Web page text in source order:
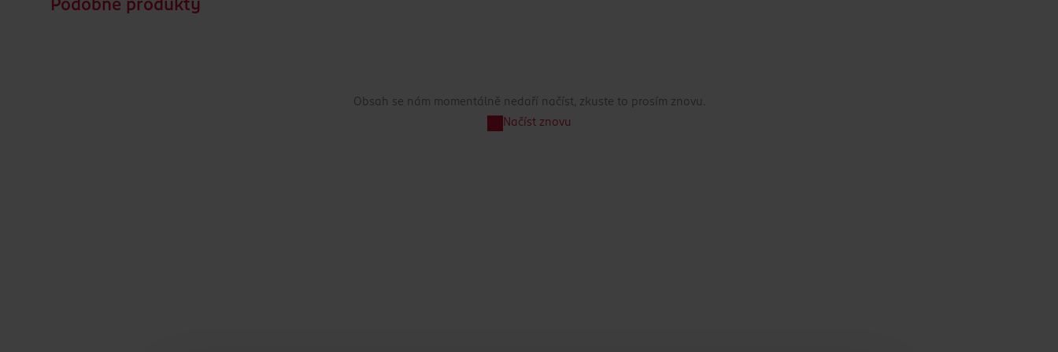
Podobné produkty
Obsah se nám momentálně nedaří načíst, zkuste to prosím znovu.
Načíst znovu